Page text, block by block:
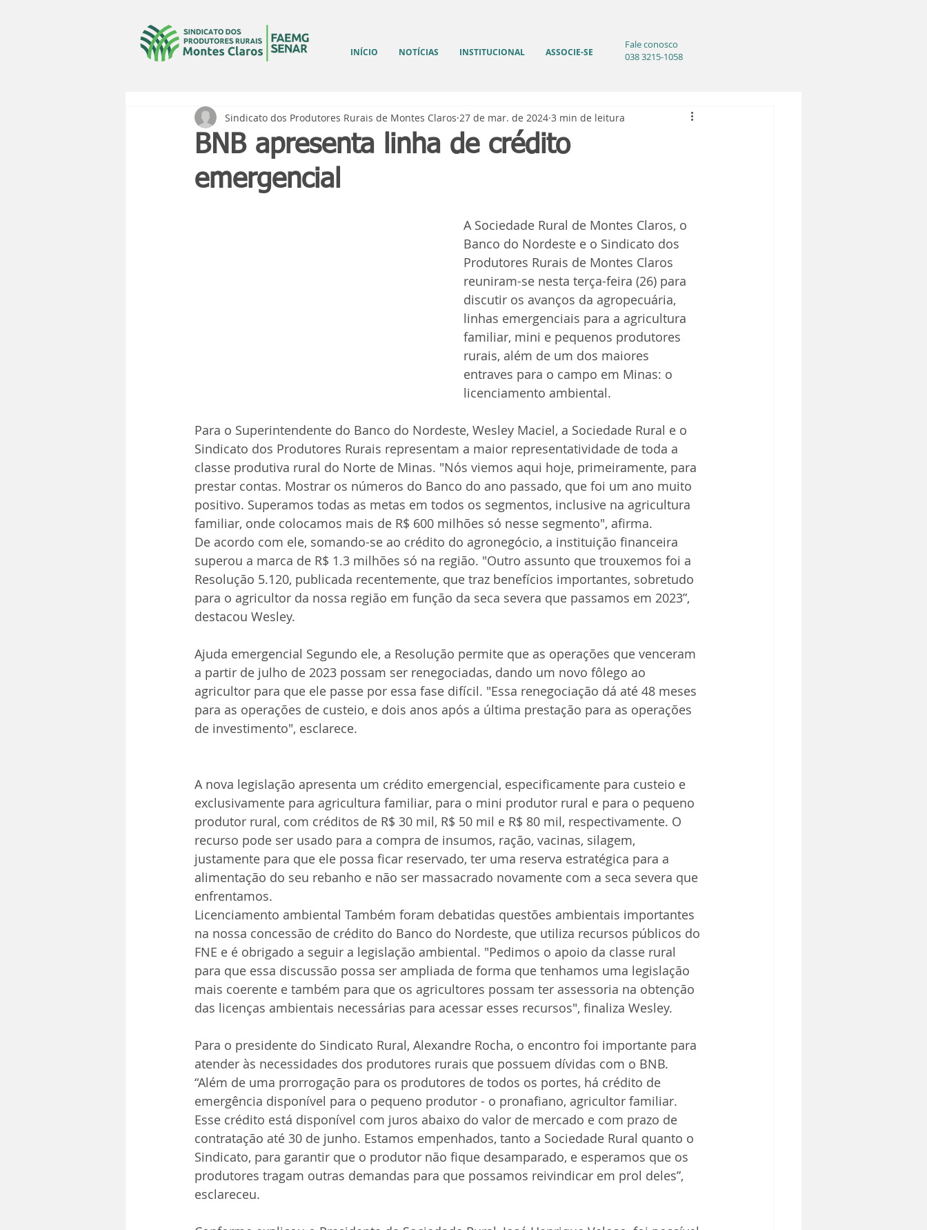
INÍCIO NOTÍCIAS INSTITUCIONAL ASSOCIE-SE
Fale conosco
038 3215-1058
BNB apresenta linha de crédito
emergencial
Sindicato dos Produtores Rurais de Montes Claros 27 de mar. de 2024 3 min de leitura
A Sociedade Rural de Montes Claros, o
Banco do Nordeste e o Sindicato dos
Produtores Rurais de Montes Claros
reuniram-se nesta terça-feira (26) para
discutir os avanços da agropecuária,
linhas emergenciais para a agricultura
familiar, mini e pequenos produtores
rurais, além de um dos maiores
entraves para o campo em Minas: o
licenciamento ambiental.
Para o Superintendente do Banco do Nordeste, Wesley Maciel, a Sociedade Rural e o
Sindicato dos Produtores Rurais representam a maior representatividade de toda a
classe produtiva rural do Norte de Minas. "Nós viemos aqui hoje, primeiramente, para
prestar contas. Mostrar os números do Banco do ano passado, que foi um ano muito
positivo. Superamos todas as metas em todos os segmentos, inclusive na agricultura
familiar, onde colocamos mais de R$ 600 milhões só nesse segmento", afirma.
De acordo com ele, somando-se ao crédito do agronegócio, a instituição financeira
superou a marca de R$ 1.3 milhões só na região. "Outro assunto que trouxemos foi a
Resolução 5.120, publicada recentemente, que traz benefícios importantes, sobretudo
para o agricultor da nossa região em função da seca severa que passamos em 2023”,
destacou Wesley.
Ajuda emergencial Segundo ele, a Resolução permite que as operações que venceram
a partir de julho de 2023 possam ser renegociadas, dando um novo fôlego ao
agricultor para que ele passe por essa fase difícil. "Essa renegociação dá até 48 meses
para as operações de custeio, e dois anos após a última prestação para as operações
de investimento", esclarece.
A nova legislação apresenta um crédito emergencial, especificamente para custeio e
exclusivamente para agricultura familiar, para o mini produtor rural e para o pequeno
produtor rural, com créditos de R$ 30 mil, R$ 50 mil e R$ 80 mil, respectivamente. O
recurso pode ser usado para a compra de insumos, ração, vacinas, silagem,
justamente para que ele possa ficar reservado, ter uma reserva estratégica para a
alimentação do seu rebanho e não ser massacrado novamente com a seca severa que
enfrentamos.
Licenciamento ambiental Também foram debatidas questões ambientais importantes
na nossa concessão de crédito do Banco do Nordeste, que utiliza recursos públicos do
FNE e é obrigado a seguir a legislação ambiental. "Pedimos o apoio da classe rural
para que essa discussão possa ser ampliada de forma que tenhamos uma legislação
mais coerente e também para que os agricultores possam ter assessoria na obtenção
das licenças ambientais necessárias para acessar esses recursos", finaliza Wesley.
Para o presidente do Sindicato Rural, Alexandre Rocha, o encontro foi importante para
atender às necessidades dos produtores rurais que possuem dívidas com o BNB.
“Além de uma prorrogação para os produtores de todos os portes, há crédito de
emergência disponível para o pequeno produtor - o pronafiano, agricultor familiar.
Esse crédito está disponível com juros abaixo do valor de mercado e com prazo de
contratação até 30 de junho. Estamos empenhados, tanto a Sociedade Rural quanto o
Sindicato, para garantir que o produtor não fique desamparado, e esperamos que os
produtores tragam outras demandas para que possamos reivindicar em prol deles”,
esclareceu.